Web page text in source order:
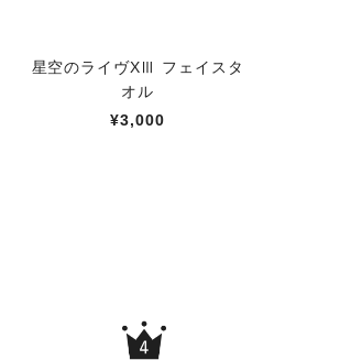
星空のライヴXⅢ フェイスタ
オル
¥3,000